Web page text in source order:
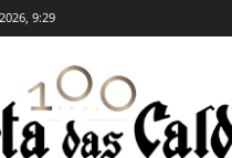
9:29